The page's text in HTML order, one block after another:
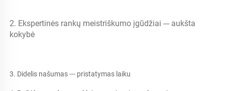
2. Ekspertinės rankų meistriškumo įgūdžiai --- aukšta
kokybė
3. Didelis našumas --- pristatymas laiku